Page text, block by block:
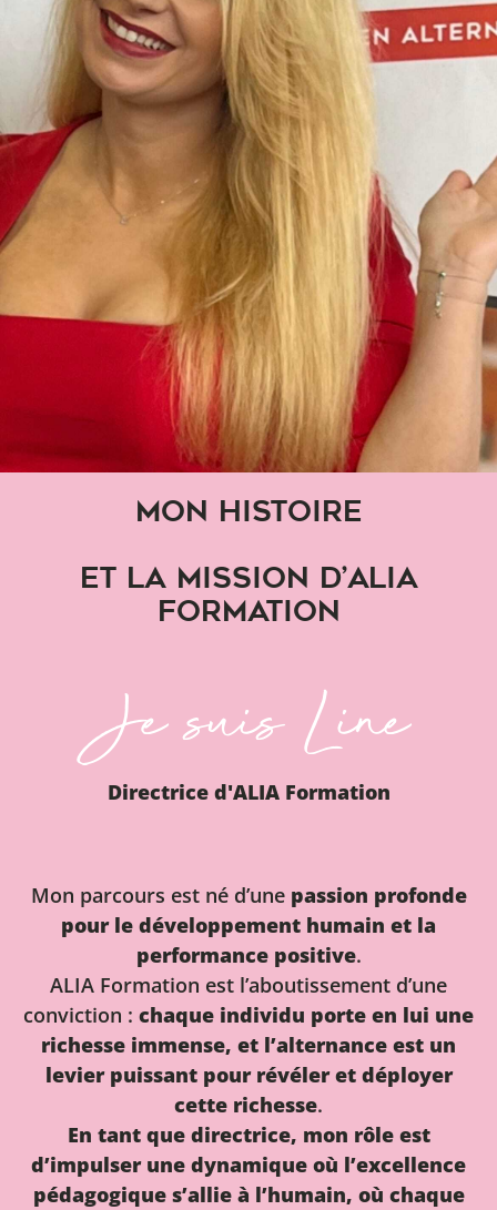
MON HISTOIRE
ET LA MISSION D’ALIA
FORMATION
Je suis Line
Directrice d'ALIA Formation
Mon parcours est né d’une passion profonde
pour le développement humain et la
performance positive.
ALIA Formation est l’aboutissement d’une
conviction : chaque individu porte en lui une
richesse immense, et l’alternance est un
levier puissant pour révéler et déployer
cette richesse.
En tant que directrice, mon rôle est
d’impulser une dynamique où l’excellence
pédagogique s’allie à l’humain, où chaque